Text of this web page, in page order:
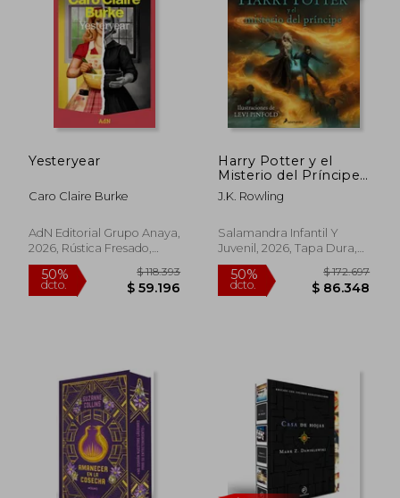
10% 50%
dcto. $
Yesteryear
Caro Claire Burke
AdN Editorial Grupo Anaya,
2026, Rústica Fresado,
Nuevo
Harry Potter y el
Misterio del Príncipe
(Harry Potter edición
ilustrada 6)
J.K. Rowling
Salamandra Infantil Y
Juvenil, 2026, Tapa Dura,
Nuevo